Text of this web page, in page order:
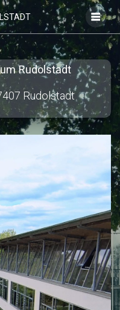
Rudolstadt
Rudolstadt